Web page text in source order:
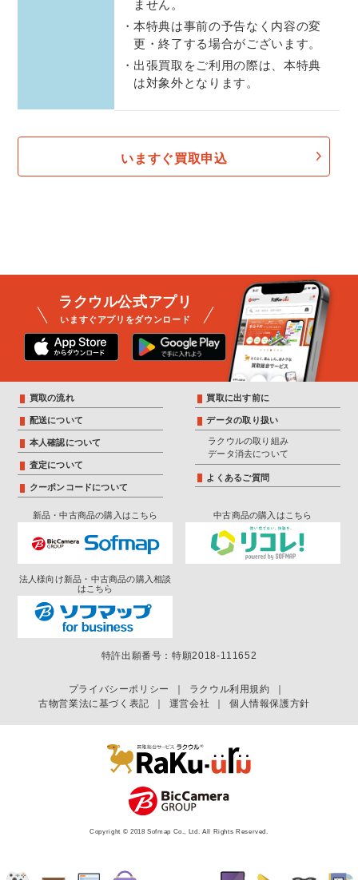
ません。
本特典は事前の予告なく内容の変
更・終了する場合がございます。
出張買取をご利用の際は、本特典
は対象外となります。
いますぐ買取申込
ラクウル公式アプリ
いますぐアプリをダウンロード
買取の流れ
配送について
本人確認について
査定について
クーポンコードについて
買取に出す前に
データの取り扱い
ラクウルの取り組み
データ消去について
よくあるご質問
新品・中古商品の購入はこちら 中古商品の購入はこちら
法人様向け新品・中古商品の購入相談
はこちら
プライバシーポリシー ラクウル利用規約
古物営業法に基づく表記
運営会社 個人情報保護方針
特許出願番号：特願2018-111652
Copyright © 2018 Sofmap Co., Ltd. All Rights Reserved.